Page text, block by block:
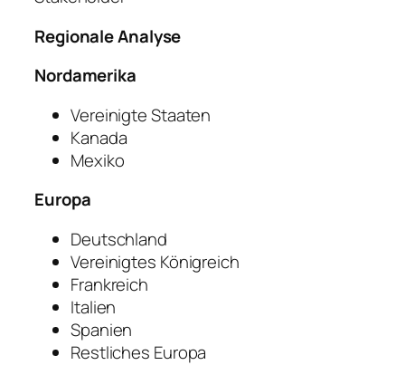
Regionale Analyse
Nordamerika
Vereinigte Staaten
Kanada
Mexiko
Europa
Deutschland
Vereinigtes Königreich
Frankreich
Italien
Spanien
Restliches Europa